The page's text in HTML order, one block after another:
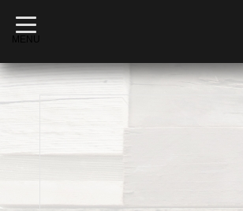
t
o
g
l
e
a
MENU